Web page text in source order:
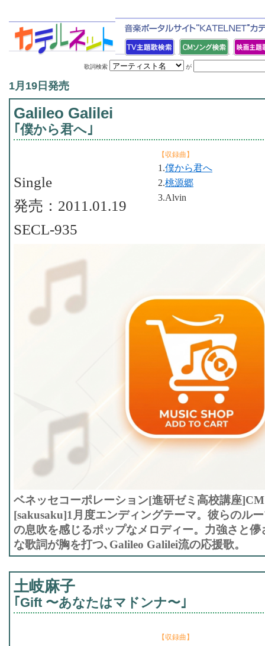
歌詞検索 が
1月19日発売
Galileo Galilei
｢僕から君へ｣
【収録曲】
1.僕から君へ
2.桃源郷
3.Alvin
Single
発売：2011.01.19
SECL-935
ベネッセコーポレーション[進研ゼミ高校講座
[sakusaku]1月度エンディングテーマ。彼らのル
の息吹を感じるポップなメロディー。力強さと
な歌詞が胸を打つ､Galileo Galilei流の応援歌。
土岐麻子
｢Gift 〜あなたはマドンナ〜｣
【収録曲】